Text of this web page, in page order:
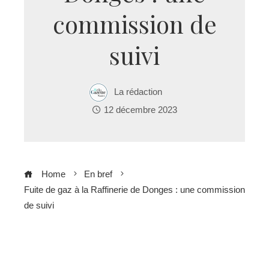
commission de
suivi
La rédaction
12 décembre 2023
Home
En bref
Fuite de gaz à la Raffinerie de Donges : une commission
de suivi